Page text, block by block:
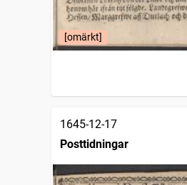
[omärkt]
1645-12-17
Posttidningar